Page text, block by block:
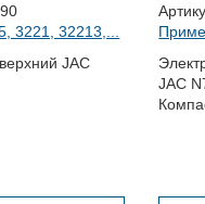
3221, 32213,...
JAC
JAC